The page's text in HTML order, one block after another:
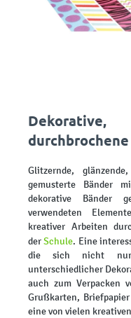
Glitzernde,
gemusterte Bänder
dekorative Bänder
verwendeten
kreativer Arbeiten
derSchule. Eine
die sich nicht nur
unterschiedlicher
auch zum Verpacken
Grußkarten,
eine von vielen